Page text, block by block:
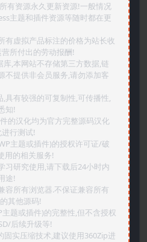
有资源永久更新资源!一般情况
主题和插件资源等随时都在更
有虚拟产品标注的价格为站长收
所付出的劳动报酬!
库,本网站不存储第三方数据,链
不提供非会员服务,请勿添加客
具有较强的可复制性,可传播性,
知!
的汉化均为官方完整源码汉化
行测试!
主题或插件)的授权许可证/破
用的相关服务!
习研究使用,请下载后24小时内
途!
容所有浏览器.不保证兼容所有
其他源码!
题或插件)的完整性,但不含授权
后续升级等!
固实压缩技术,建议使用360Zip进